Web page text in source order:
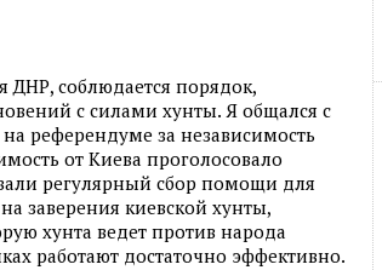
ДНР, соблюдается порядок,
с силами хунты. Я общался с
референдуме за независимость
от Киева проголосовало
регулярный сбор помощи для
заверения киевской хунты,
хунта ведет против народа
работают достаточно эффективно.